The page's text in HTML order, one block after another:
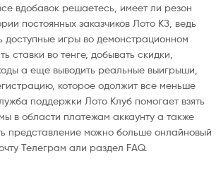
вдобавок решаетесь, имеет ли резон
постоянных заказчиков Лото КЗ, ведь
доступные игры во демонстрационном
ставки во тенге, добывать скидки,
а еще выводить реальные выигрыши,
которое одолжит все меньше
поддержки Лото Клуб помогает взять
в области платежам аккаунту а также
представление можно больше онлайновый
Телеграм али раздел FAQ.